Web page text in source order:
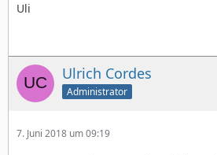
Uli
Ulrich Cordes
Administrator
7. Juni 2018 um 09:19